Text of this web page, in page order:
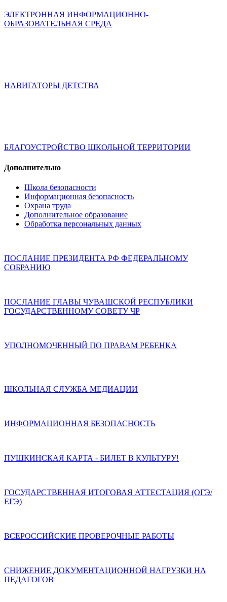
ЭЛЕКТРОННАЯ ИНФОРМАЦИОННО-
ОБРАЗОВАТЕЛЬНАЯ СРЕДА
НАВИГАТОРЫ ДЕТСТВА
БЛАГОУСТРОЙСТВО ШКОЛЬНОЙ ТЕРРИТОРИИ
Дополнительно
Школа безопасности
Информационная безопасность
Охрана труда
Дополнительное образование
Обработка персональных данных
ПОСЛАНИЕ ПРЕЗИДЕНТА РФ ФЕДЕРАЛЬНОМУ
СОБРАНИЮ
ПОСЛАНИЕ ГЛАВЫ ЧУВАШСКОЙ РЕСПУБЛИКИ
ГОСУДАРСТВЕННОМУ СОВЕТУ ЧР
УПОЛНОМОЧЕННЫЙ ПО ПРАВАМ РЕБЕНКА
ШКОЛЬНАЯ СЛУЖБА МЕДИАЦИИ
ИНФОРМАЦИОННАЯ БЕЗОПАСНОСТЬ
ПУШКИНСКАЯ КАРТА - БИЛЕТ В КУЛЬТУРУ!
ГОСУДАРСТВЕННАЯ ИТОГОВАЯ АТТЕСТАЦИЯ (ОГЭ/
ЕГЭ)
ВСЕРОССИЙСКИЕ ПРОВЕРОЧНЫЕ РАБОТЫ
СНИЖЕНИЕ ДОКУМЕНТАЦИОННОЙ НАГРУЗКИ НА
ПЕДАГОГОВ